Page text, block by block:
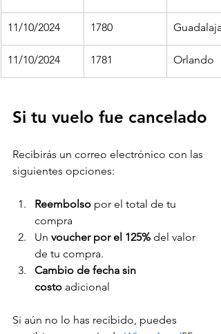
11/10/2024 1780
11/10/2024 1781 Orlando
Si tu vuelo fue cancelado
Recibirás un correo electrónico con las
siguientes opciones:
Reembolso por el total de tu
compra
Un voucher por el 125% del valor
de tu compra.
Cambio de fecha sin
costo adicional
Si aún no lo has recibido, puedes